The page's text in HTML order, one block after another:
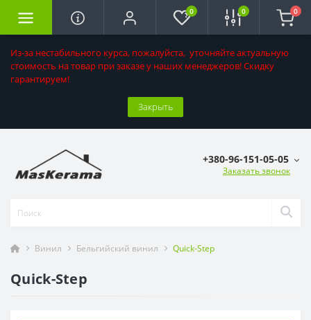
Из-за нестабильного курса, пожалуйста, уточняйте актуальную
стоимость на товар при заказе у наших менеджеров! Скидку
гарантируем!
Закрыть
0 0 0
+380-96-151-05-05
Заказать звонок
Винил Бельгийский винил Quick-Step
Quick-Step